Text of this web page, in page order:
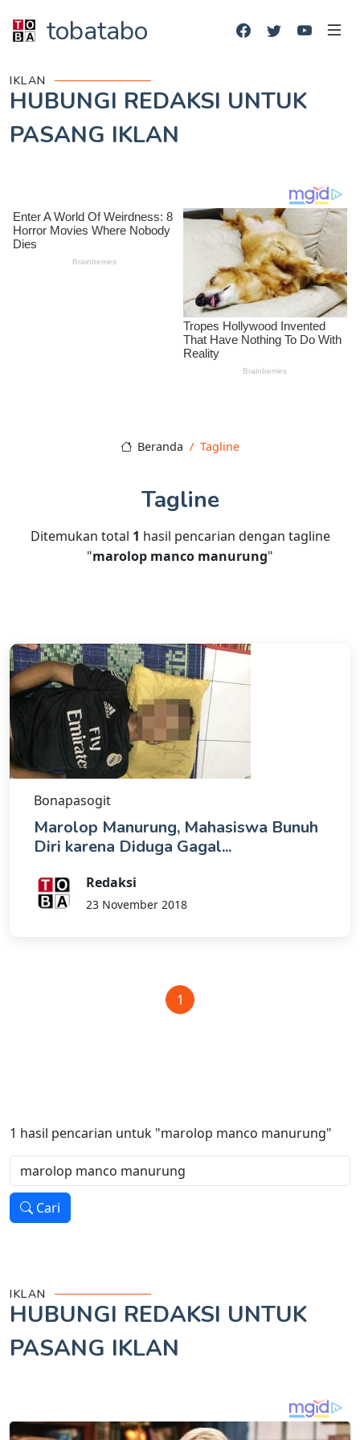
tobatabo
IKLAN
HUBUNGI REDAKSI UNTUK
PASANG IKLAN
Beranda Tagline
Tagline
Ditemukan total 1 hasil pencarian dengan tagline
"marolop manco manurung"
Bonapasogit
Marolop Manurung, Mahasiswa Bunuh
Diri karena Diduga Gagal...
Redaksi
23 November 2018
1
1 hasil pencarian untuk "marolop manco manurung"
Cari
IKLAN
HUBUNGI REDAKSI UNTUK
PASANG IKLAN